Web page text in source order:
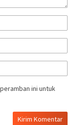
ini untuk